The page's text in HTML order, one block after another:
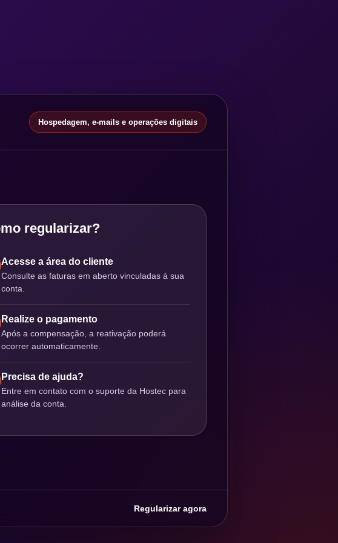
Hospedagem, e-mails e operações digitais
regularizar?
Acesse a área do cliente
Consulte as faturas em aberto vinculadas à sua
conta.
Realize o pagamento
Após a compensação, a reativação poderá
ocorrer automaticamente.
Precisa de ajuda?
Entre em contato com o suporte da Hostec para
análise da conta.
Regularizar agora